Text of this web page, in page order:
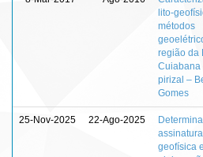
lito-
métodos
região da
Cuiabana
pirizal –
Gomes
25-Nov-2025 22-Ago-2025
assinatura
geofísica e